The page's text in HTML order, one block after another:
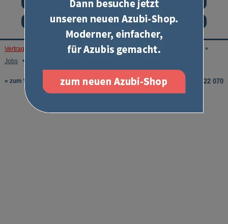
Abschlussprüfung Teil 2
Mündliche Prüfung
Vertrag widerrufen Impressum AGB Kontakt
Jobs
» zum Webshop 0212 222 070